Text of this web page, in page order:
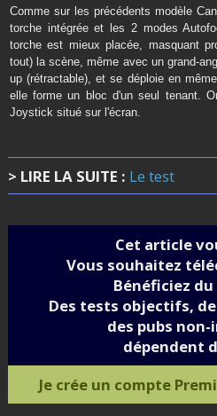
Comme sur les précédents modèle
torche intégrée et les 2 modes
torche est mieux placée, masquant
tout) la scène, même avec un grand-
up (rétractable), et se déploie en
elle forme un bloc d'un seul tenant.
Joystick situé sur l'écran.
> LIRE LA SUITE : Le test
Cet article
Vous souhaitez
Bénéficiez
Des tests objectifs,
des pubs
dépendent
Je crée un compte